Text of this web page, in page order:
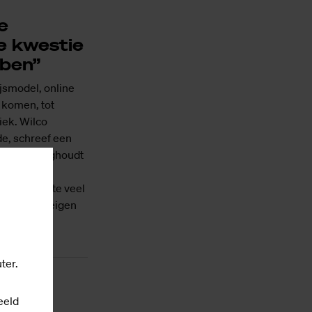
kwestie
online
komen, tot
Wilco
schreef een
hem bezighoudt
“Er is te veel
is een eigen